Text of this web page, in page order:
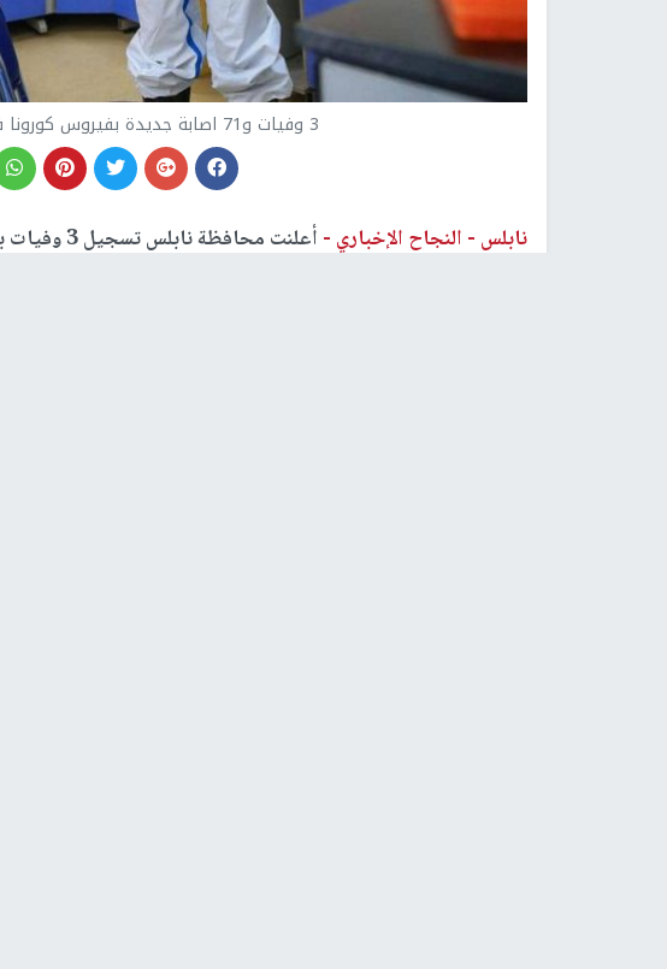
3 وفيات و71 اصابة جديدة بفيروس كورونا في محافظة نابلس
نابلس - النجاح الإخباري - أعلنت محافظة نابلس تسجيل 3 وفيات ب